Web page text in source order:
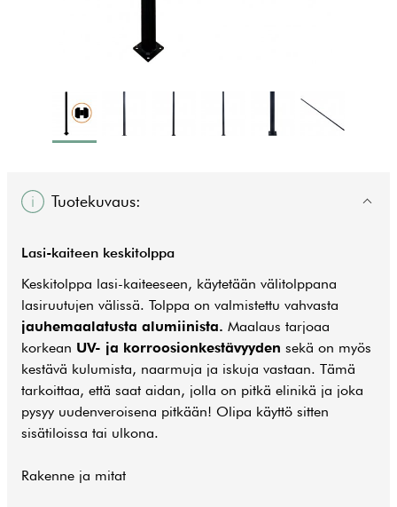
Tuotekuvaus:
Lasi-kaiteen keskitolppa
Keskitolppa lasi-kaiteeseen, käytetään välitolppana
lasiruutujen välissä. Tolppa on valmistettu vahvasta
jauhemaalatusta alumiinista. Maalaus tarjoaa
korkean UV- ja korroosionkestävyyden sekä on myös
kestävä kulumista, naarmuja ja iskuja vastaan. Tämä
tarkoittaa, että saat aidan, jolla on pitkä elinikä ja joka
pysyy uudenveroisena pitkään! Olipa käyttö sitten
sisätiloissa tai ulkona.
Rakenne ja mitat